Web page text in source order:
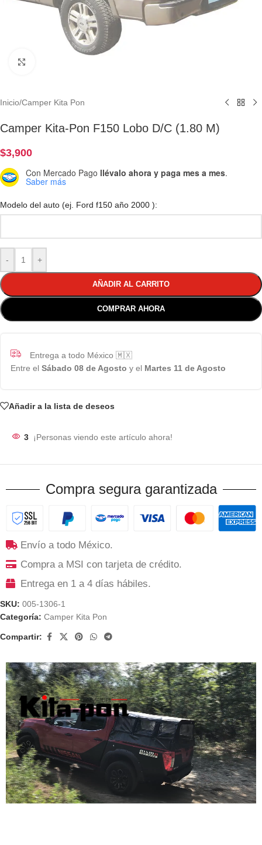
Inicio/Camper Kita Pon
Camper Kita-Pon F150 Lobo D/C (1.80 M)
$3,900
Con Mercado Pago llévalo ahora y paga mes a mes.
Saber más
Modelo del auto (ej. Ford f150 año 2000 ):
- +
AÑADIR AL CARRITO
COMPRAR AHORA
Entrega a todo México 🇲🇽
Entre el Sábado 08 de Agosto y el Martes 11 de Agosto
Añadir a la lista de deseos
3 ¡Personas viendo este artículo ahora!
Compra segura garantizada
Envío a todo México.
Compra a MSI con tarjeta de crédito.
Entrega en 1 a 4 días hábiles.
SKU: 005-1306-1
Categoría: Camper Kita Pon
Compartir: